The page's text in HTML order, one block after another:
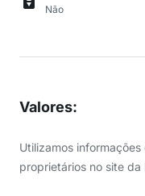
Não
Valores:
Utilizamos
proprietários no site